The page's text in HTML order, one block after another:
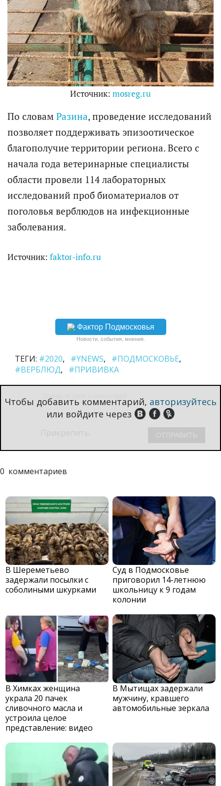
Источник: mosreg.ru
По словам Разина, проведение исследований
позволяет поддерживать эпизоотическое
благополучие территории региона. Всего с
начала года ветеринарные специалисты
области провели 114 лабораторных
исследований проб биоматериалов от
поголовья верблюдов на инфекционные
заболевания.
Источник: faktor-info.ru
Фактор Подмосковья
Новости, события, мнения.
ТЕГИ: #2020 #YNEWS
#ПОДМОСКОВЬЕ
#ВЕРБЛЮД
#ПРИВИВКА
Чтобы добавить комментарий, авторизуйтесь
или войдите через
0 комментариев
В Шереметьево
задержали посылки с
соболиными шкурками
Суд в Подмосковье
приговорил 14-летнюю
школьницу к 9 годам
колонии
В Химках женщина
украла 20 пачек
сливочного масла и
устроила целое
представление: видео
В Мытищах задержали
мужчину, кравшего
автомобильные зеркала